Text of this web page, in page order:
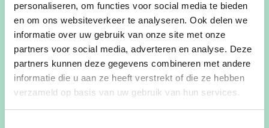
personaliseren, om functies voor social media te bieden
en om ons websiteverkeer te analyseren. Ook delen we
informatie over uw gebruik van onze site met onze
partners voor social media, adverteren en analyse. Deze
partners kunnen deze gegevens combineren met andere
informatie die u aan ze heeft verstrekt of die ze hebben
verzameld op basis van uw gebruik van hun services.
Knockaert Sylvie, Westouter
Lemahieu Isabel, Kemmel
Pattyn Sameer , Westouter
Six Raymond , Nieuwkerke